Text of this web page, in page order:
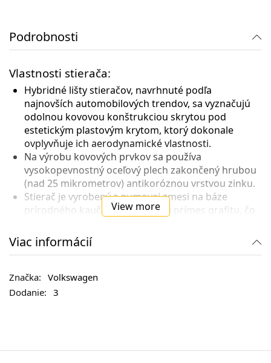
Podrobnosti
Vlastnosti stierača:
Hybridné lišty stieračov, navrhnuté podľa
najnovších automobilových trendov, sa vyznačujú
odolnou kovovou konštrukciou skrytou pod
estetickým plastovým krytom, ktorý dokonale
ovplyvňuje ich aerodynamické vlastnosti.
Na výrobu kovových prvkov sa používa
vysokopevnostný oceľový plech zakončený hrubou
(nad 25 mikrometrov) antikoróznou vrstvou zinku.
Stierač je vyrobený z gumovej zmesi na báze
prírodného kaučuku a obsahuje prímes grafitu, čo
tichšiu činnosť stieračov.
Súčasti vyrobené z technického plastu PBT GF
vyznačujú vynikajúcimi mechanickými vlastnosťami
a sú odolné voči všetkým poveternostným
modernej formy s dokonalým fungovaním
View more
Viac informácií
Volkswagen
3